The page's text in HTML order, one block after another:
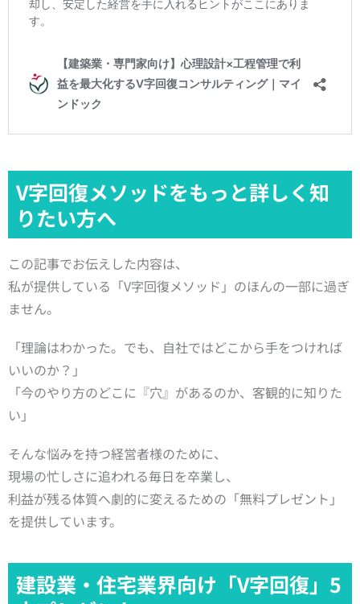
V字回復メソッドをもっと詳しく知
りたい方へ
この記事でお伝えした内容は、
私が提供している「V字回復メソッド」のほんの一部に過ぎ
ません。
「理論はわかった。でも、自社ではどこから手をつければ
いいのか？」
「今のやり方のどこに『穴』があるのか、客観的に知りた
い」
そんな悩みを持つ経営者様のために、
現場の忙しさに追われる毎日を卒業し、
利益が残る体質へ劇的に変えるための「無料プレゼント」
を提供しています。
建設業・住宅業界向け「V字回復」5